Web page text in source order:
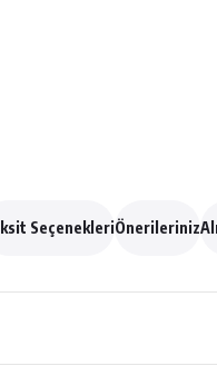
SeçenekleriÖnerileriniz